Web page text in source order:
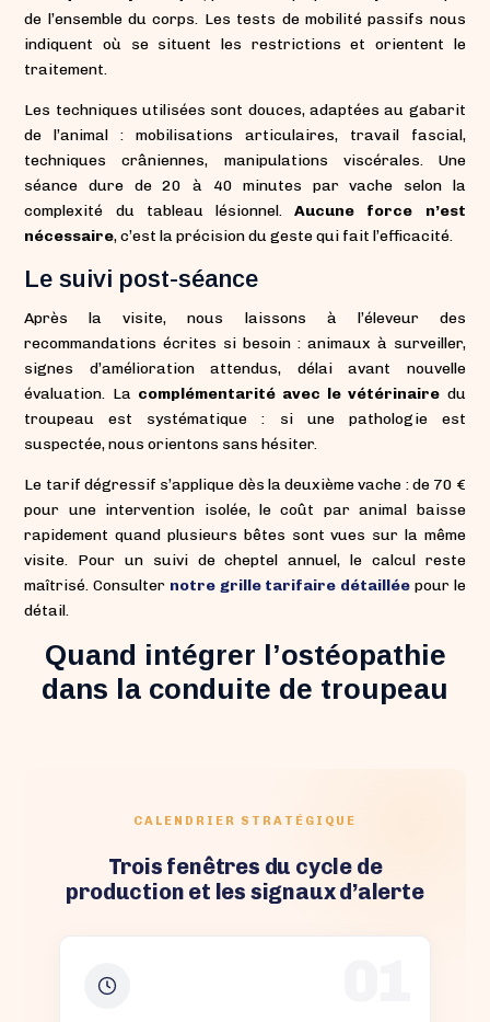
de l’ensemble du corps. Les tests de mobilité passifs nous
indiquent où se situent les restrictions et orientent le
traitement.
Les techniques utilisées sont douces, adaptées au gabarit
de l’animal : mobilisations articulaires, travail fascial,
techniques crâniennes, manipulations viscérales. Une
séance dure de 20 à 40 minutes par vache selon la
complexité du tableau lésionnel.Aucune force n’est
nécessaire, c’est la précision du geste qui fait l’efficacité.
Le suivi post-séance
Après la visite, nous laissons à l’éleveur des
recommandations écrites si besoin : animaux à surveiller,
signes d’amélioration attendus, délai avant nouvelle
évaluation. La complémentarité avec le vétérinaire du
troupeau est systématique : si une pathologie est
suspectée, nous orientons sans hésiter.
Le tarif dégressif s’applique dès la deuxième vache : de 70 €
pour une intervention isolée, le coût par animal baisse
rapidement quand plusieurs bêtes sont vues sur la même
visite. Pour un suivi de cheptel annuel, le calcul reste
maîtrisé. Consulter notre grille tarifaire détaillée pour le
détail.
Quand intégrer l’ostéopathie
dans la conduite de troupeau
CALENDRIER STRATÉGIQUE
Trois fenêtres du cycle de
production et les signaux d’alerte